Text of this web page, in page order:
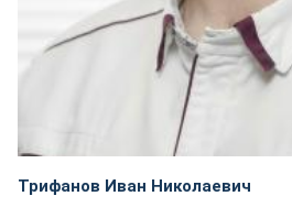
Трифанов Иван Николаевич